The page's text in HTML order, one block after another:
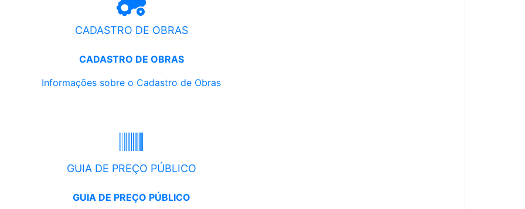
CADASTRO DE OBRAS
CADASTRO DE OBRAS
Informações sobre o Cadastro de Obras
GUIA DE PREÇO PÚBLICO
GUIA DE PREÇO PÚBLICO